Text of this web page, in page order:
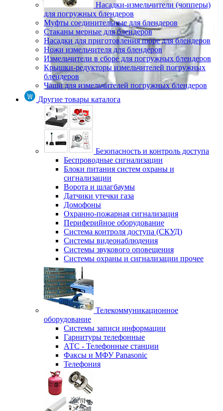
Насадки-измельчители (чопперы)
для погружных блендеров
Муфты соединительные для блендеров
Стаканы мерные для блендеров
Насадки для приготовления пюре для блендеров
Ножи измельчителя для блендеров
Измельчители в сборе для погружных блендеров
Крышки-редукторы измельчителей погружных
блендеров
Чаши для измельчителей погружных блендеров
Другие товары каталога
Безопасность и контроль доступа
Беспроводные сигнализации
Блоки питания систем охраны и
сигнализации
Ворота и шлагбаумы
Датчики утечки газа
Домофоны
Охранно-пожарная сигнализация
Периферийное оборудование
Система контроля доступа (СКУД)
Системы видеонаблюдения
Системы звукового оповещения
Системы охраны и сигнализации прочее
Телекоммуникационное
оборудование
Системы записи информации
Гарнитуры телефонные
АТС - Телефонные станции
Факсы и МФУ Panasonic
Телефония